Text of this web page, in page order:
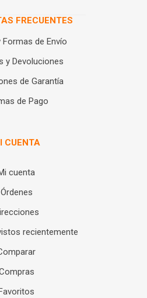
FRECUENTES
de Envío
y Devoluciones
de Garantía
de Pago
CUENTA
cuenta
Órdenes
recientemente